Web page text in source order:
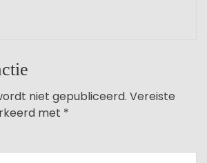
niet gepubliceerd. Vereiste
met *